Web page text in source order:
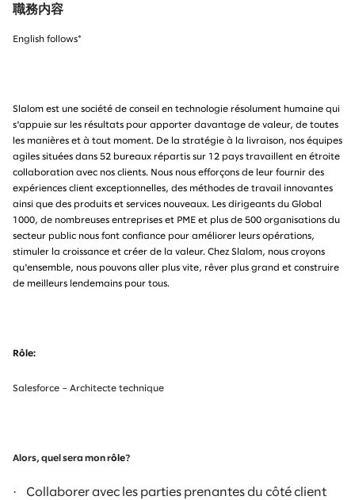
職務内容
English follows*
Slalom est une société de conseil en technologie résolument humaine qui
s'appuie sur les résultats pour apporter davantage de valeur, de toutes
les manières et à tout moment. De la stratégie à la livraison, nos équipes
agiles situées dans 52 bureaux répartis sur 12 pays travaillent en étroite
collaboration avec nos clients. Nous nous efforçons de leur fournir des
expériences client exceptionnelles, des méthodes de travail innovantes
ainsi que des produits et services nouveaux. Les dirigeants du Global
1000, de nombreuses entreprises et PME et plus de 500 organisations du
secteur public nous font confiance pour améliorer leurs opérations,
stimuler la croissance et créer de la valeur. Chez Slalom, nous croyons
qu'ensemble, nous pouvons aller plus vite, rêver plus grand et construire
de meilleurs lendemains pour tous.
Rôle:
Salesforce – Architecte technique
Alors, quel sera mon rôle?
·
Collaborer avec les parties prenantes du côté client